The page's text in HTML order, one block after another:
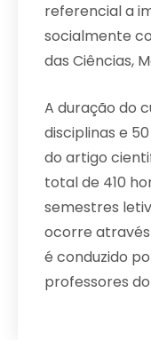
referencial a
socialmente
das Ciências,
A duração do
disciplinas e
do artigo
total de 410
semestres
ocorre
é conduzido
professores